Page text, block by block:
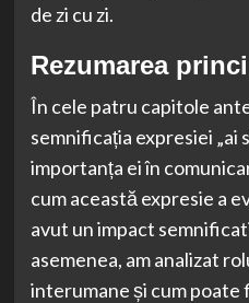
de zi cu zi.
Rezumarea
În cele patru capitole
semnificația expresiei „ai
importanța ei în
cum această expresie a
avut un impact
asemenea, am analizat
interumane și cum poate